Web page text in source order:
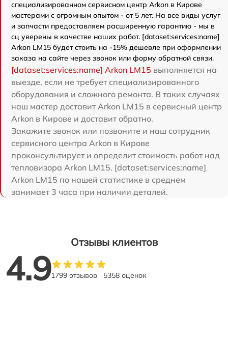
специализированном сервисном центр Arkon в Кирове
мастерами с огромным опытом - от 5 лет. На все виды услуг
и запчасти предоставляем расширенную гарантию - мы в
сц уверены в качестве наших работ. [dataset:services:name]
Arkon LM15 будет стоить на -15% дешевле при оформлении
заказа на сайте через звонок или форму обратной связи.
[dataset:services:name] Arkon LM15 выполняется на
выезде, если не требует специализированного
оборудования и сложного ремонта. В таких случаях
наш мастер доставит Arkon LM15 в сервисный центр
Arkon в Кирове и доставит обратно.
Закажите звонок или позвоните и наш сотрудник
сервисного центра Arkon в Кирове
проконсультирует и определит стоимость работ над
тепловизора Arkon LM15. [dataset:services:name]
Arkon LM15 по нашей статистике в среднем
занимает 3 часа при наличии деталей.
Отзывы клиентов
4.91799 отзывов 5358 оценок